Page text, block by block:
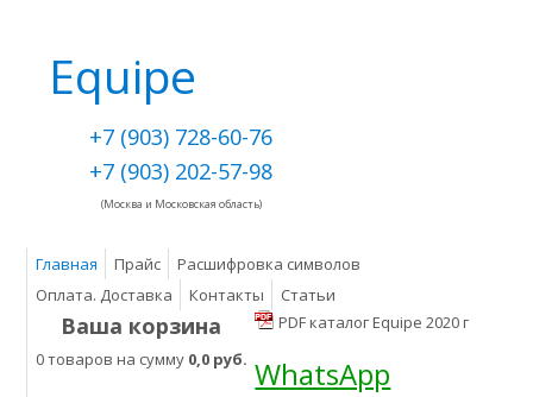
Equipe
+7 (903) 728-60-76
+7 (903) 202-57-98
(Москва и Московская область)
Главная Прайс
Расшифровка символов
Оплата. Доставка
Контакты Статьи
Ваша корзина
0 товаров на сумму 0,0 руб.
PDF каталог Equipe 2020 г
WhatsApp